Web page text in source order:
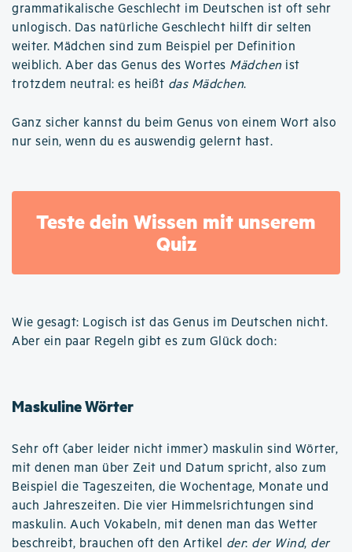
grammatikalische Geschlecht im Deutschen ist oft sehr
unlogisch. Das natürliche Geschlecht hilft dir selten
weiter. Mädchen sind zum Beispiel per Definition
weiblich. Aber das Genus des Wortes Mädchen ist
trotzdem neutral: es heißt das Mädchen.
Ganz sicher kannst du beim Genus von einem Wort also
nur sein, wenn du es auswendig gelernt hast.
Teste dein Wissen mit unserem
Quiz
Wie gesagt: Logisch ist das Genus im Deutschen nicht.
Aber ein paar Regeln gibt es zum Glück doch:
Maskuline Wörter
Sehr oft (aber leider nicht immer) maskulin sind Wörter,
mit denen man über Zeit und Datum spricht, also zum
Beispiel die Tageszeiten, die Wochentage, Monate und
auch Jahreszeiten. Die vier Himmelsrichtungen sind
maskulin. Auch Vokabeln, mit denen man das Wetter
beschreibt, brauchen oft den Artikel der: der Wind, der